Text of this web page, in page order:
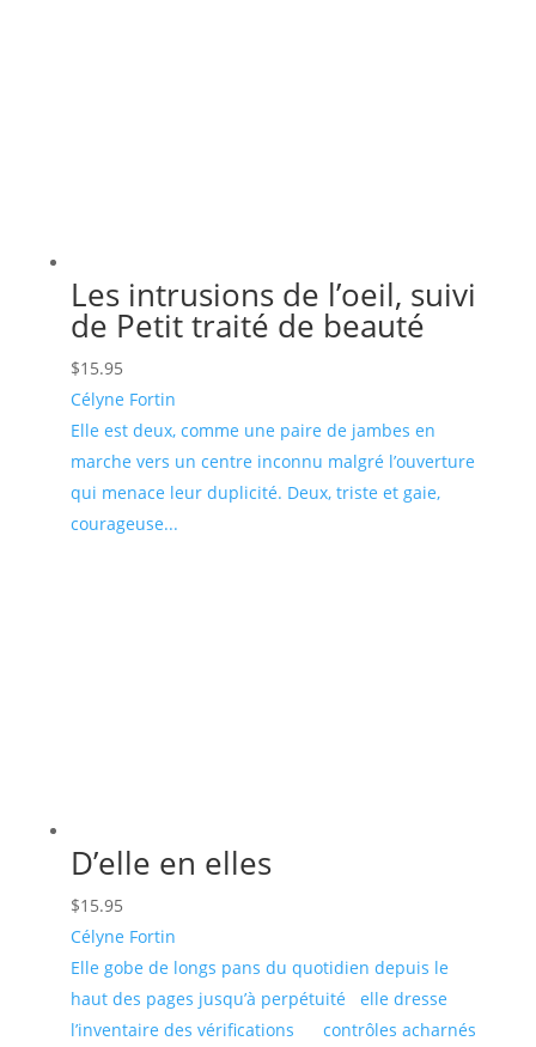
Les intrusions de l’oeil, suivi
de Petit traité de beauté
$15.95
Célyne Fortin
Elle est deux, comme une paire de jambes en
marche vers un centre inconnu malgré l’ouverture
qui menace leur duplicité. Deux, triste et gaie,
courageuse...
D’elle en elles
$15.95
Célyne Fortin
Elle gobe de longs pans du quotidien depuis le
haut des pages jusqu’à perpétuité elle dresse
l’inventaire des vérifications contrôles acharnés